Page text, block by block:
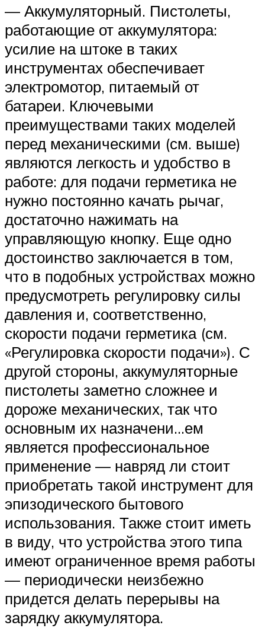
— Аккумуляторный. Пистолеты,
работающие от аккумулятора:
усилие на штоке в таких
инструментах обеспечивает
электромотор, питаемый от
батареи. Ключевыми
преимуществами таких моделей
перед механическими (см. выше)
являются легкость и удобство в
работе: для подачи герметика не
нужно постоянно качать рычаг,
достаточно нажимать на
управляющую кнопку. Еще одно
достоинство заключается в том,
что в подобных устройствах можно
предусмотреть регулировку силы
давления и, соответственно,
скорости подачи герметика (см.
«Регулировка скорости подачи»). С
другой стороны, аккумуляторные
пистолеты заметно сложнее и
дороже механических, так что
основным их назначени…ем
является профессиональное
применение — навряд ли стоит
приобретать такой инструмент для
эпизодического бытового
использования. Также стоит иметь
в виду, что устройства этого типа
имеют ограниченное время работы
— периодически неизбежно
придется делать перерывы на
зарядку аккумулятора.